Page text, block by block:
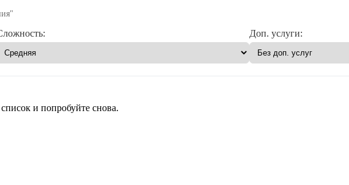
Доп. услуги:
и попробуйте снова.